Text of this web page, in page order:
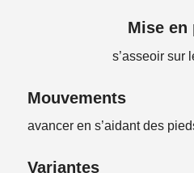
Mise en
s’asseoir sur
Mouvements
avancer en s’aidant des
Variantes